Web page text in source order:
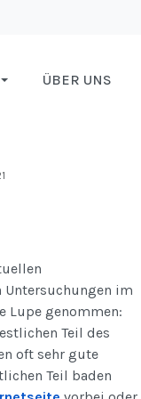
ÜBER UNS
Untersuchungen im
Lupe genommen:
Teil des
oft sehr gute
Teil baden